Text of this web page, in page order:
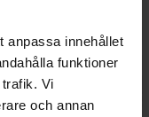
anpassa innehållet
funktioner
Vi
och annan